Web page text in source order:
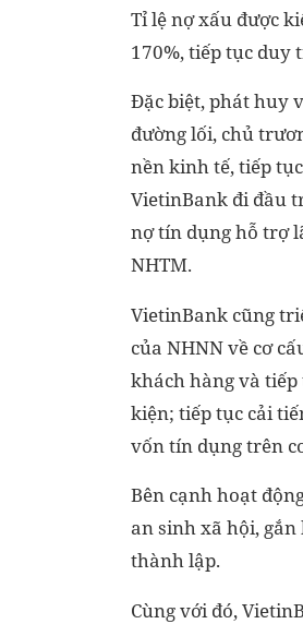
Tỉ lệ nợ xấu được
170%, tiếp tục duy
Đặc biệt, phát huy
đường lối, chủ
nền kinh tế, tiếp
VietinBank đi đầu
nợ tín dụng hỗ trợ
NHTM.
VietinBank cũng
của NHNN về cơ
khách hàng và
kiện; tiếp tục cải
vốn tín dụng trên
Bên cạnh hoạt
an sinh xã hội,
thành lập.
Cùng với đó,